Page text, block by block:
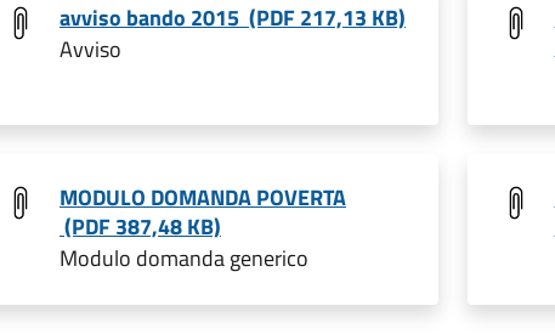
avviso bando 2015 (PDF 217,13 KB)
Avviso
MODULO DOMANDA POVERTA
(PDF 387,48 KB)
Modulo domanda generico